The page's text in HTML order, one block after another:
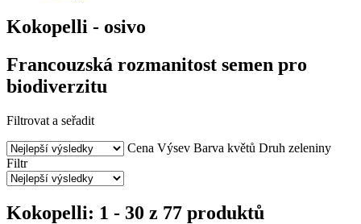
Kokopelli - osivo
Francouzská rozmanitost semen pro
biodiverzitu
Filtrovat a seřadit
Cena Výsev Barva květů Druh zeleniny
Filtr
Kokopelli: 1 - 30 z 77 produktů